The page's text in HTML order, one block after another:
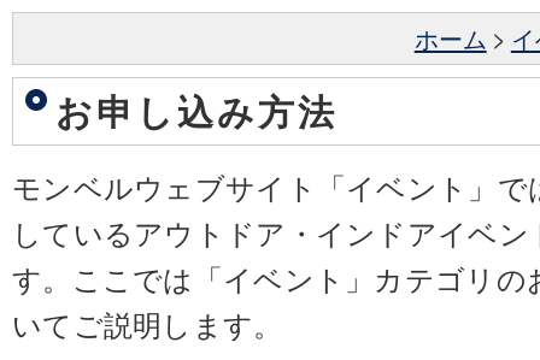
ホーム >
お申し込み方法
モンベルウェブサイト「イベント」
しているアウトドア・インドアイベ
す。ここでは「イベント」カテゴリの
いてご説明します。